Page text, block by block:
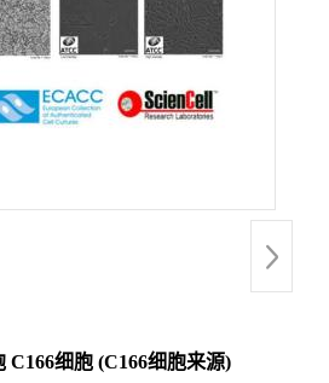
C166细胞 (C166细胞来源)